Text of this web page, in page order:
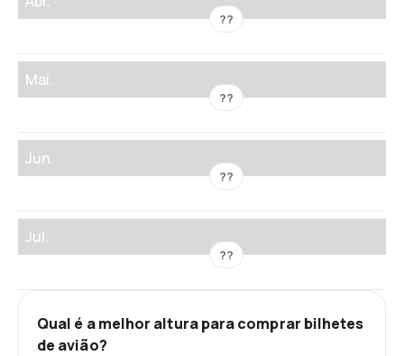
??
Mai.
??
Jun.
??
Jul.
??
Qual é a melhor altura para comprar bilhetes
de avião?